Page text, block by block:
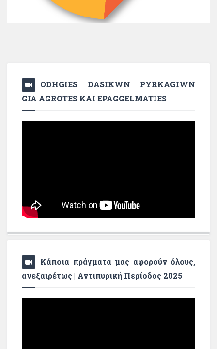
ODHGIES DASIKWN PYRKAGIWN
GIA AGROTES KAI EPAGGELMATIES
Κάποια πράγματα μας αφορούν όλους,
ανεξαιρέτως | Αντιπυρική Περίοδος 2025